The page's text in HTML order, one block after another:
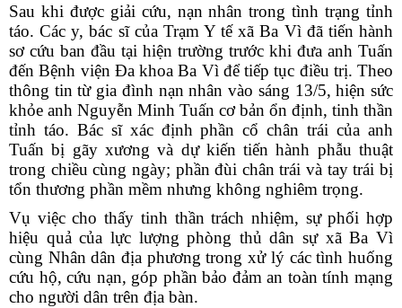
Sau khi được giải cứu, nạn nhân trong tình trạng tỉnh
táo. Các y, bác sĩ của Trạm Y tế xã Ba Vì đã tiến hành
sơ cứu ban đầu tại hiện trường trước khi đưa anh Tuấn
đến Bệnh viện Đa khoa Ba Vì để tiếp tục điều trị. Theo
thông tin từ gia đình nạn nhân vào sáng 13/5, hiện sức
khỏe anh Nguyễn Minh Tuấn cơ bản ổn định, tinh thần
tỉnh táo. Bác sĩ xác định phần cổ chân trái của anh
Tuấn bị gãy xương và dự kiến tiến hành phẫu thuật
trong chiều cùng ngày; phần đùi chân trái và tay trái bị
tổn thương phần mềm nhưng không nghiêm trọng.
Vụ việc cho thấy tinh thần trách nhiệm, sự phối hợp
hiệu quả của lực lượng phòng thủ dân sự xã Ba Vì
cùng Nhân dân địa phương trong xử lý các tình huống
cứu hộ, cứu nạn, góp phần bảo đảm an toàn tính mạng
cho người dân trên địa bàn.